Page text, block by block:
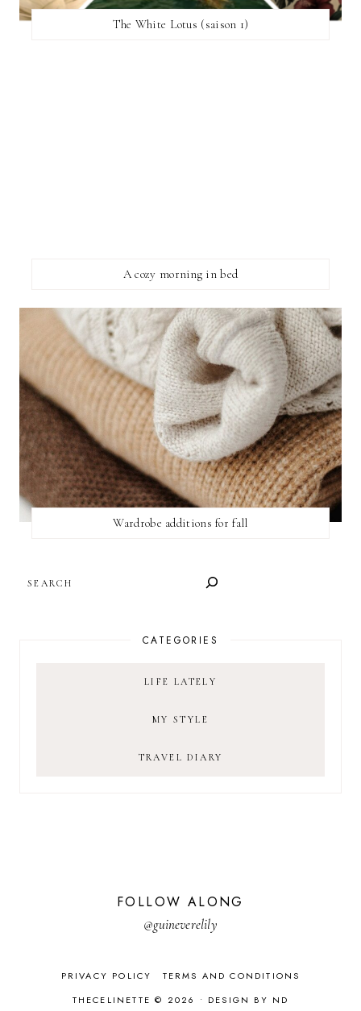
The White Lotus (saison 1)
A cozy morning in bed
Wardrobe additions for fall
CATEGORIES
LIFE LATELY
MY STYLE
TRAVEL DIARY
FOLLOW ALONG
@guineverelily
PRIVACY POLICY
TERMS AND CONDITIONS
THECELINETTE © 2026 • DESIGN BY ND